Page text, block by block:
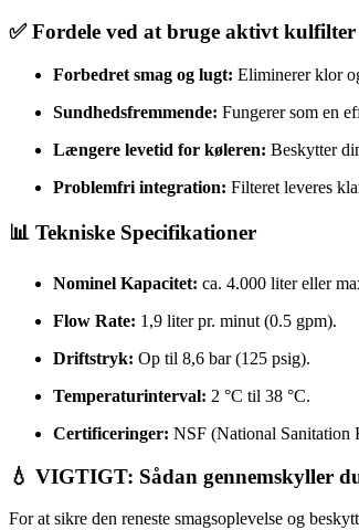
✅ Fordele ved at bruge aktivt kulfilter
Forbedret smag og lugt: Eliminerer klor
Sundhedsfremmende: Fungerer som en
Længere levetid for køleren: Beskytter
Problemfri integration: Filteret leveres
📊 Tekniske Specifikationer
Nominel Kapacitet: ca. 4.000 liter eller
Flow Rate: 1,9 liter pr. minut (0.5 gpm).
Driftstryk: Op til 8,6 bar (125 psig).
Temperaturinterval: 2 °C til 38 °C.
Certificeringer: NSF (National Sanitation
💧 VIGTIGT: Sådan gennemskyller
For at sikre den reneste smagsoplevelse og